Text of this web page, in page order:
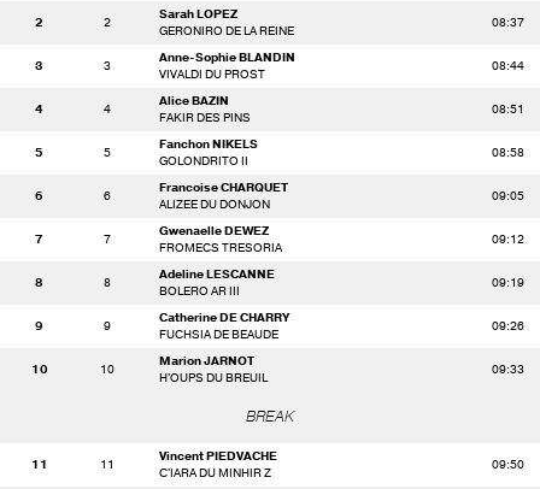
2 2
Sarah LOPEZ
GERONIRO DE LA REINE
08:37
3 3
Anne-Sophie BLANDIN
VIVALDI DU PROST
08:44
4 4
Alice BAZIN
FAKIR DES PINS
08:51
5 5
Fanchon NIKELS
GOLONDRITO II
08:58
6 6
Francoise CHARQUET
ALIZEE DU DONJON
09:05
7 7
Gwenaelle DEWEZ
FROMECS TRESORIA
09:12
8 8
Adeline LESCANNE
BOLERO AR III
09:19
9 9
Catherine DE CHARRY
FUCHSIA DE BEAUDE
09:26
10 10
Marion JARNOT
H'OUPS DU BREUIL
09:33
BREAK
11 11
Vincent PIEDVACHE
C'IARA DU MINHIR Z
09:50